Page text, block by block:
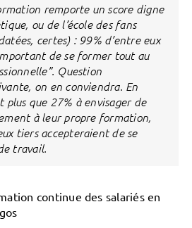
remporte un score digne
ou de l’école des fans
certes) : 99% d’entre eux
de se former tout au
Question
on en conviendra. En
plus que 27% à envisager de
à leur propre formation,
tiers accepteraient de se
travail.
continue des salariés en